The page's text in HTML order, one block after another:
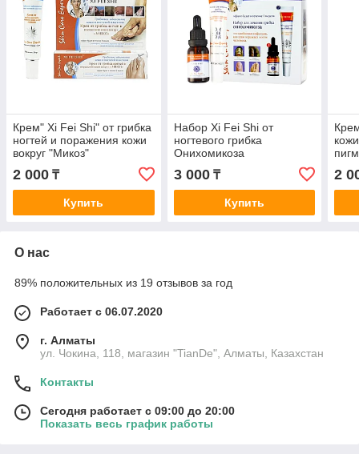
Крем" Xi Fei Shi" от грибка
ногтей и поражения кожи
вокруг "Микоз"
2 000 ₸
Купить
Набор Xi Fei Shi от
ногтевого грибка
Онихомикоза
3 000₸
Купить
2
О нас
89% положительных из 19 отзывов за год
Работает с 06.07.2020
г. Алматы
ул. Чокина, 118, магазин "TianDe", Алматы, Казахстан
Контакты
Сегодня работает с 09:00 до 20:00
Показать весь график работы